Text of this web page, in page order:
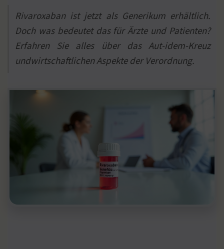
Rivaroxaban ist jetzt als Generikum erhältlich.
Doch was bedeutet das für Ärzte und Patienten?
Erfahren Sie alles über das Aut-idem-Kreuz
undwirtschaftlichen Aspekte der Verordnung.